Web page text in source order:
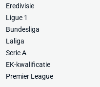
Eredivisie
Ligue 1
Bundesliga
Laliga
Serie A
EK-kwalificatie
Premier League